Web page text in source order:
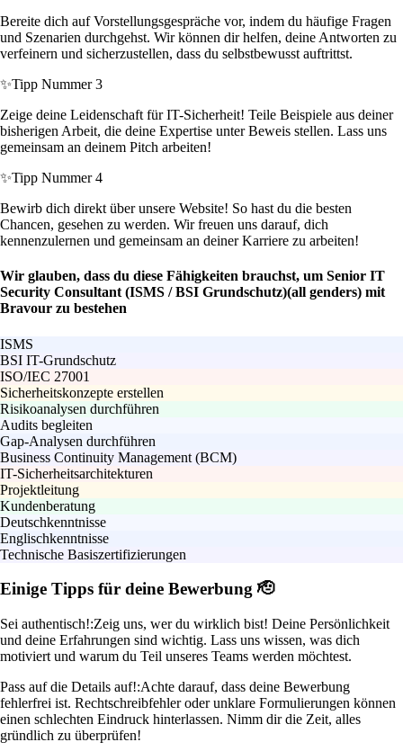
Bereite dich auf Vorstellungsgespräche vor, indem du häufige Fragen
und Szenarien durchgehst. Wir können dir helfen, deine Antworten zu
verfeinern und sicherzustellen, dass du selbstbewusst auftrittst.
✨Tipp Nummer 3
Zeige deine Leidenschaft für IT-Sicherheit! Teile Beispiele aus deiner
bisherigen Arbeit, die deine Expertise unter Beweis stellen. Lass uns
gemeinsam an deinem Pitch arbeiten!
✨Tipp Nummer 4
Bewirb dich direkt über unsere Website! So hast du die besten
Chancen, gesehen zu werden. Wir freuen uns darauf, dich
kennenzulernen und gemeinsam an deiner Karriere zu arbeiten!
Wir glauben, dass du diese Fähigkeiten brauchst, um Senior IT
Security Consultant (ISMS / BSI Grundschutz)(all genders) mit
Bravour zu bestehen
ISMS
BSI IT-Grundschutz
ISO/IEC 27001
Sicherheitskonzepte erstellen
Risikoanalysen durchführen
Audits begleiten
Gap-Analysen durchführen
Business Continuity Management (BCM)
IT-Sicherheitsarchitekturen
Projektleitung
Kundenberatung
Deutschkenntnisse
Englischkenntnisse
Technische Basiszertifizierungen
Einige Tipps für deine Bewerbung 🫡
Sei authentisch!:Zeig uns, wer du wirklich bist! Deine Persönlichkeit
und deine Erfahrungen sind wichtig. Lass uns wissen, was dich
motiviert und warum du Teil unseres Teams werden möchtest.
Pass auf die Details auf!:Achte darauf, dass deine Bewerbung
fehlerfrei ist. Rechtschreibfehler oder unklare Formulierungen können
einen schlechten Eindruck hinterlassen. Nimm dir die Zeit, alles
gründlich zu überprüfen!